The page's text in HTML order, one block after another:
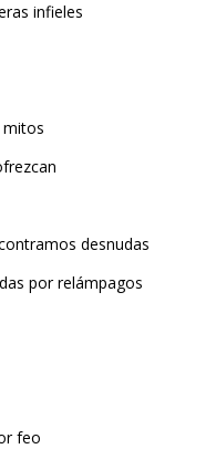
infieles
desnudas
relámpagos
feo